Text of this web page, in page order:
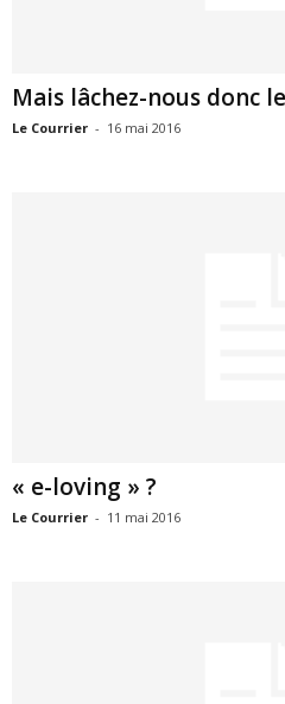
Mais lâchez-nous donc
Le Courrier - 16 mai 2016
« e-loving » ?
Le Courrier - 11 mai 2016